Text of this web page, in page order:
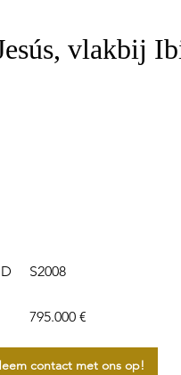
vlakbij
S2008
795.000 €
contact met ons op!